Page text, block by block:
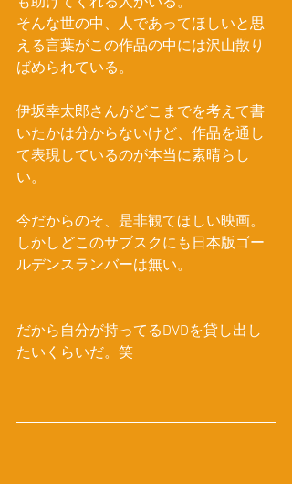
そんな世の中、人であってほしいと思
える言葉がこの作品の中には沢山散り
ばめられている。
伊坂幸太郎さんがどこまでを考えて書
いたかは分からないけど、作品を通し
て表現しているのが本当に素晴らし
い。
今だからのそ、是非観てほしい映画。
しかしどこのサブスクにも日本版ゴー
ルデンスランバーは無い。
だから自分が持ってるDVDを貸し出し
たいくらいだ。笑